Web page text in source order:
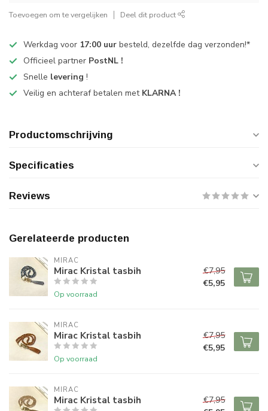
Toevoegen om te vergelijken Deel dit product
Werkdag voor 17:00 uur besteld, dezelfde dag verzonden!*
Officieel partner PostNL !
Snelle levering !
Veilig en achteraf betalen met KLARNA !
Productomschrijving
Specificaties
Reviews
Gerelateerde producten
MIRAC
Mirac Kristal tasbih
Op voorraad
€7,95
€5,95
MIRAC
Mirac Kristal tasbih
Op voorraad
€7,95
€5,95
MIRAC
Mirac Kristal tasbih
€7,95